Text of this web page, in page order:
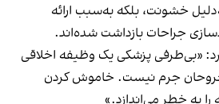
خشونت، بلکه به‌سبب ارائه
جراحات بازداشت شده‌اند.
«بی‌طرفی پزشکی یک وظیفه اخلاقی
جرم نیست. خاموش کردن
به خطر می‌اندازد.»